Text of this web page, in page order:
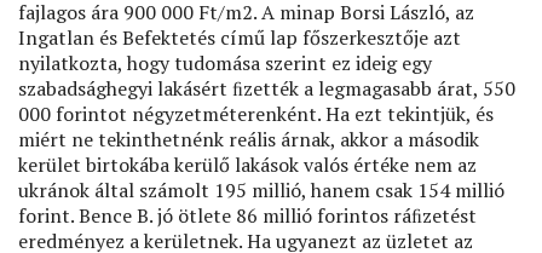
fajlagos ára 900 000 Ft/m2. A minap Borsi László, az
Ingatlan és Befektetés című lap főszerkesztője azt
nyilatkozta, hogy tudomása szerint ez ideig egy
szabadsághegyi lakásért ﬁzették a legmagasabb árat, 550
000 forintot négyzetméterenként. Ha ezt tekintjük, és
miért ne tekinthetnénk reális árnak, akkor a második
kerület birtokába kerülő lakások valós értéke nem az
ukránok által számolt 195 millió, hanem csak 154 millió
forint. Bence B. jó ötlete 86 millió forintos ráﬁzetést
eredményez a kerületnek. Ha ugyanezt az üzletet az